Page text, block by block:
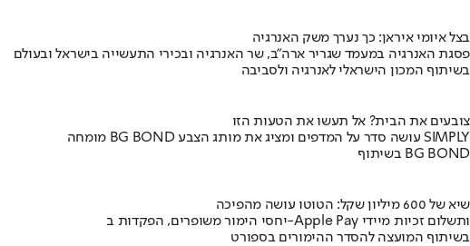
בצל איומי איראן: כך נערך משק האנרגיה
פסגת האנרגיה במעמד שגריר ארה"ב, שר האנרגיה ובכירי התעשייה בישראל ובעולם
בשיתוף המכון הישראלי לאנרגיה ולסביבה
צובעים את הבית? אל תעשו את הטעות הזו
מומחה BG BOND עושה סדר על המדפים ומציג את מותג הצבע SIMPLY
בשיתוף BG BOND
שיא של 600 מיליון שקל: הטוטו עושה מהפיכה
יחסי הימור משופרים, הפקדות ב-Apple Pay ותשלום זכיות מיידי
בשיתוף המועצה להסדר ההימורים בספורט